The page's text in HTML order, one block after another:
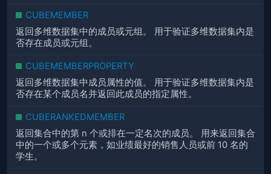
CUBEMEMBER
返回多维数据集中的成员或元组。 用于验证多维数据集内是
否存在成员或元组。
CUBEMEMBERPROPERTY
返回多维数据集中成员属性的值。 用于验证多维数据集内是
否存在某个成员名并返回此成员的指定属性。
CUBERANKEDMEMBER
返回集合中的第 n 个或排在一定名次的成员。 用来返回集合
中的一个或多个元素，如业绩最好的销售人员或前 10 名的
学生。